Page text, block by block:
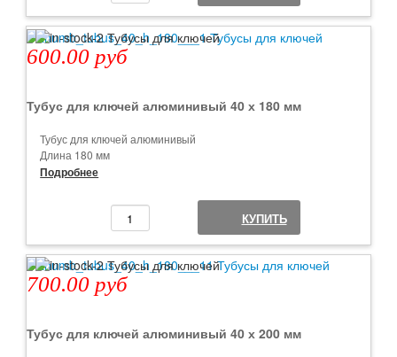
600.00 руб
Тубус для ключей алюминивый 40 х 180 мм
Тубус для ключей алюминивый
Длина 180 мм
Диаметр 40 мм
Есть отверстия для пломбы
Минимальный заказ от 1 шт
Подробнее
КУПИТЬ
700.00 руб
Тубус для ключей алюминивый 40 х 200 мм